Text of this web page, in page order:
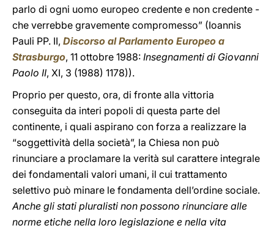
parlo di ogni uomo europeo credente e non credente -
che verrebbe gravemente compromesso” (Ioannis
Pauli PP. II, Discorso al Parlamento Europeo a
Strasburgo, 11 ottobre 1988: Insegnamenti di Giovanni
Paolo II, XI, 3 (1988) 1178)).
Proprio per questo, ora, di fronte alla vittoria
conseguita da interi popoli di questa parte del
continente, i quali aspirano con forza a realizzare la
“soggettività della società”, la Chiesa non può
rinunciare a proclamare la verità sul carattere integrale
dei fondamentali valori umani, il cui trattamento
selettivo può minare le fondamenta dell’ordine sociale.
Anche gli stati pluralisti non possono rinunciare alle
norme etiche nella loro legislazione e nella vita